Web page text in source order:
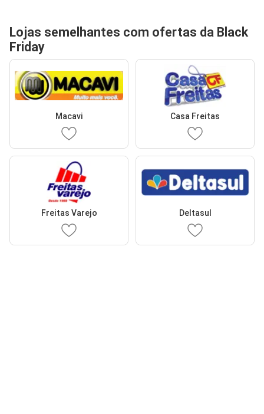
Lojas semelhantes com ofertas da Black
Friday
Macavi Casa Freitas
Freitas Varejo Deltasul